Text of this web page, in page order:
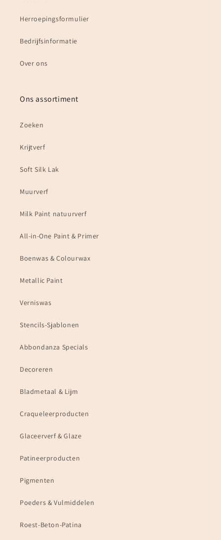
Herroepingsformulier
Bedrijfsinformatie
Over ons
Ons assortiment
Zoeken
Krijtverf
Soft Silk Lak
Muurverf
Milk Paint natuurverf
All-in-One Paint & Primer
Boenwas & Colourwax
Metallic Paint
Verniswas
Stencils-Sjablonen
Abbondanza Specials
Decoreren
Bladmetaal & Lijm
Craqueleerproducten
Glaceerverf & Glaze
Patineerproducten
Pigmenten
Poeders & Vulmiddelen
Roest-Beton-Patina